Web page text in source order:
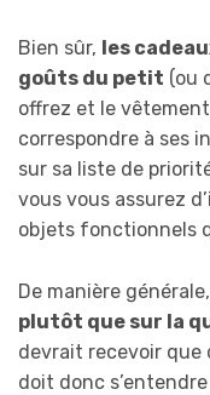
Bien sûr, les
goûts du petit (ou
offrez et le
correspondre à ses
sur sa liste de
vous vous assurez
objets fonctionnels
De manière générale,
plutôt que sur la
devrait recevoir que
doit donc